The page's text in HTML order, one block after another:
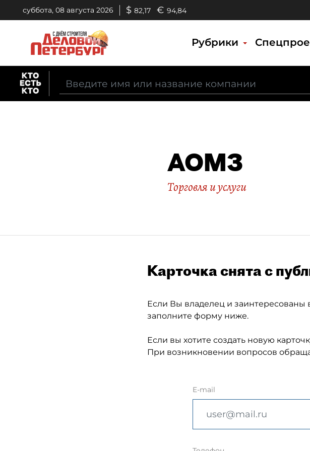
суббота, 08 августа 2026 $ 82,17 € 94,84
Рубрики
АОМЗ
Торговля и услуги
Карточка снята с
Если Вы владелец и заинтересованы
заполните форму ниже.
Если вы хотите создать новую
При возникновении вопросов
E-mail